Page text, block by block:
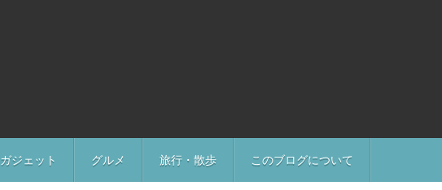
ガジェット グルメ 旅行・散歩 このブログについて